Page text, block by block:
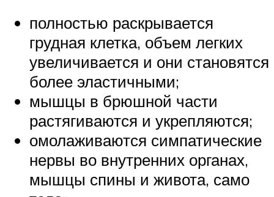
полностью раскрывается
грудная клетка, объем легких
увеличивается и они становятся
более эластичными;
мышцы в брюшной части
растягиваются и укрепляются;
омолаживаются симпатические
нервы во внутренних органах,
мышцы спины и живота, само